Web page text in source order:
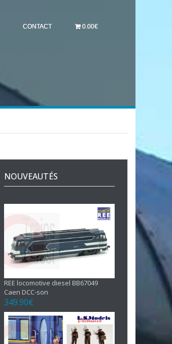
CONTACT 0.00€
NOUVEAUTÉS
REE locomotive diesel BB67049
Caen DCC-son
349.90€